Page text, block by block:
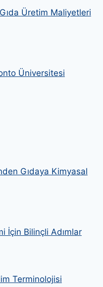
Üretim Maliyetleri
Üniversitesi
Gıdaya Kimyasal
İçin Bilinçli Adımlar
Terminolojisi